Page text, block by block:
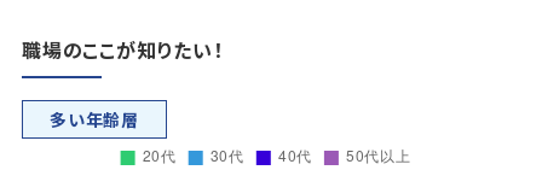
職場のここが知りたい！
多い年齢層